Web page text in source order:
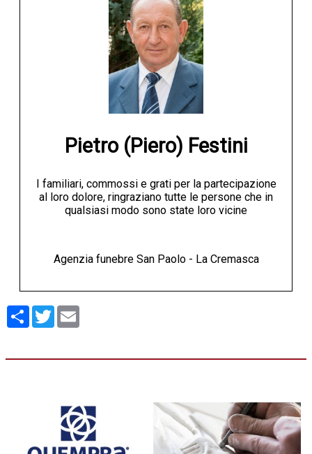
Pietro (Piero) Festini
I familiari, commossi e grati per la partecipazione
al loro dolore, ringraziano tutte le persone che in
qualsiasi modo sono state loro vicine
Agenzia funebre San Paolo - La Cremasca
Condividi
Twitter